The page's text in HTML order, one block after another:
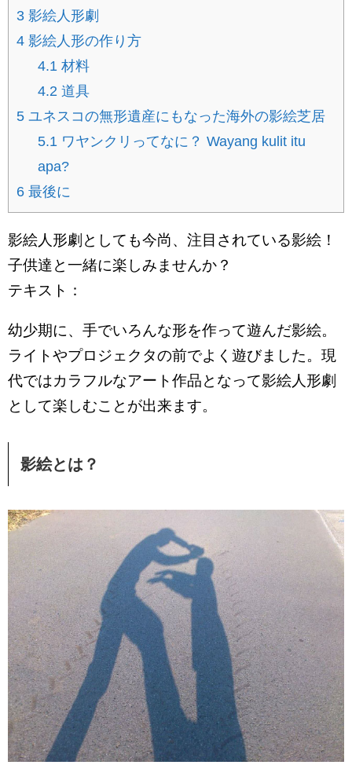
3 影絵人形劇
4 影絵人形の作り方
4.1 材料
4.2 道具
5 ユネスコの無形遺産にもなった海外の影絵芝居
5.1 ワヤンクリってなに？ Wayang kulit itu
apa?
6 最後に
影絵人形劇としても今尚、注目されている影絵！
子供達と一緒に楽しみませんか？
テキスト：
幼少期に、手でいろんな形を作って遊んだ影絵。
ライトやプロジェクタの前でよく遊びました。現
代ではカラフルなアート作品となって影絵人形劇
として楽しむことが出来ます。
影絵とは？